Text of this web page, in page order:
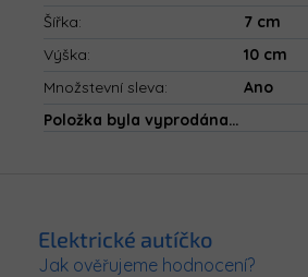
Šířka:
7 cm
Výška:
10 cm
Množstevní sleva:
Ano
Položka byla vyprodána…
Elektrické autíčko
Jak ověřujeme hodnocení?